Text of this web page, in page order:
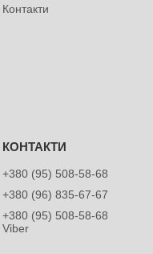
Контакти
+380 (95) 508-58-68
+380 (96) 835-67-67
+380 (95) 508-58-68
Viber